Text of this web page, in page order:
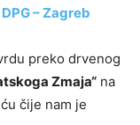
– Zagreb
preko drvenog
Zmaja“ na
čije nam je